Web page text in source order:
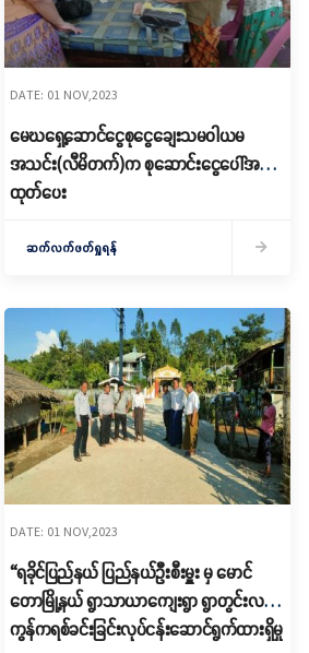
DATE: 01 NOV,2023
မေဃရှေ့ဆောင်ငွေစုငွေချေးသမဝါယမ
အသင်း(လီမိတက်)က စုဆောင်းငွေပေါ်အတိုး
ထုတ်ပေး
ဆက်လက်ဖတ်ရှုရန်
DATE: 01 NOV,2023
“ရခိုင်ပြည်နယ် ပြည်နယ်ဦးစီးမှူး မှ မောင်
တောမြို့နယ် ရွာသာယာကျေးရွာ ရွာတွင်းလမ်း
ကွန်ကရစ်ခင်းခြင်းလုပ်ငန်းဆောင်ရွက်ထားရှိမှု